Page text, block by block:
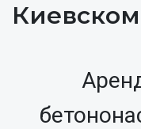
Киевском